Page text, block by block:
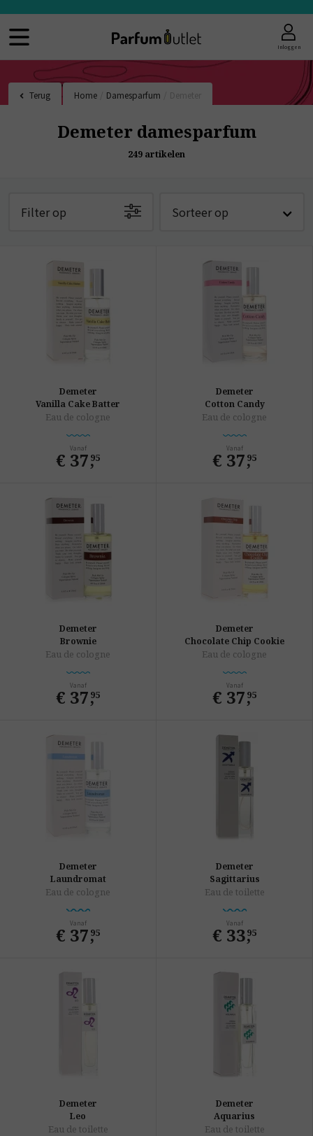
Inloggen
Terug Home Damesparfum
Demeter damesparfum
249 artikelen
Filter op Sorteer op
Demeter
Vanilla Cake Batter
Eau de cologne
Vanaf
€ 37,
95
Demeter
Cotton Candy
Eau de cologne
Vanaf
€ 37,
95
Demeter
Brownie
Eau de cologne
Vanaf
€ 37,
95
Demeter
Chocolate Chip Cookie
Eau de cologne
Vanaf
€ 37,
95
Demeter
Laundromat
Eau de cologne
Vanaf
€ 37,
95
Demeter
Sagittarius
Eau de toilette
Vanaf
€ 33,
95
Demeter
Leo
Eau de toilette
Demeter
Aquarius
Eau de toilette